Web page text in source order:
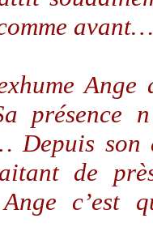
avant…
présence
Depuis son
de
Ange